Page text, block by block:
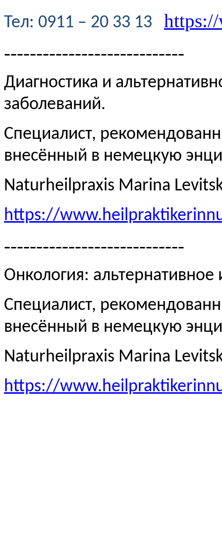
Teл: 0911 – 20 33 13
----------------------------
Диагностика и
заболеваний.
Специалист,
внесённый в немецкую
Naturheilpraxis Marina
https://
----------------------------
Онкология:
Специалист,
внесённый в немецкую
Naturheilpraxis Marina
https://